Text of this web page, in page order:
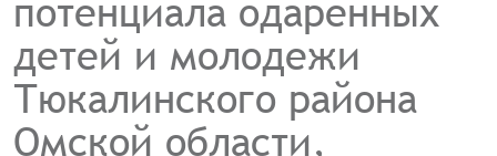
потенциала одаренных
детей и молодежи
Тюкалинского района
Омской области,